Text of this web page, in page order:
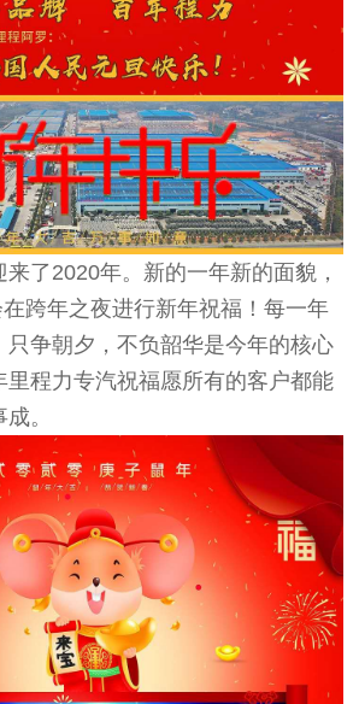
了2020年。新的一年新的面貌，
跨年之夜进行新年祝福！每一年
只争朝夕，不负韶华是今年的核心
里程力专汽祝福愿所有的客户都能
。